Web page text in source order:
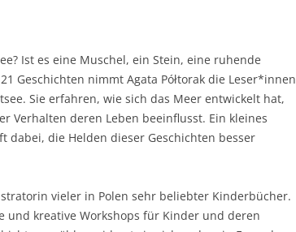
Ist es eine Muschel, ein Stein, eine ruhende
Geschichten nimmt Agata Półtorak die Leser*innen
Sie erfahren, wie sich das Meer entwickelt hat,
Verhalten deren Leben beeinflusst. Ein kleines
dabei, die Helden dieser Geschichten besser
vieler in Polen sehr beliebter Kinderbücher.
und kreative Workshops für Kinder und deren